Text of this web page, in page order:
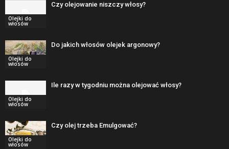
Olejki do
włosów
Czy olejowanie niszczy włosy?
Olejki do
włosów
Do jakich włosów olejek argonowy?
Olejki do
włosów
Ile razy w tygodniu można olejować włosy?
Olejki do
włosów
Czy olej trzeba Emulgować?